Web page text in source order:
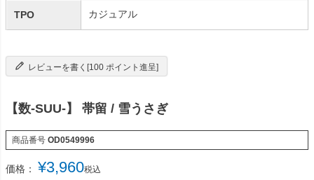
TPO カジュアル
レビューを書く[100 ポイント進呈]
【数-SUU-】 帯留 / 雪うさぎ
商品番号 OD0549996
価格： ¥3,960税込